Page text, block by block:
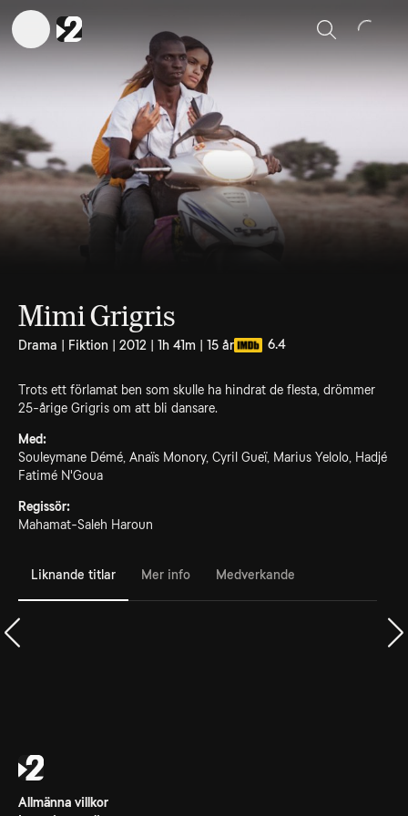
Sök
Mimi Grigris
Drama | Fiktion | 2012 | 1h 41m | 15 år 6.4
Trots ett förlamat ben som skulle ha hindrat de flesta, drömmer
25-årige Grigris om att bli dansare.
Med:
Souleymane Démé, Anaïs Monory, Cyril Gueï, Marius Yelolo, Hadjé
Fatimé N'Goua
Regissör:
Mahamat-Saleh Haroun
Liknande titlar Mer info Medverkande
Allmänna villkor